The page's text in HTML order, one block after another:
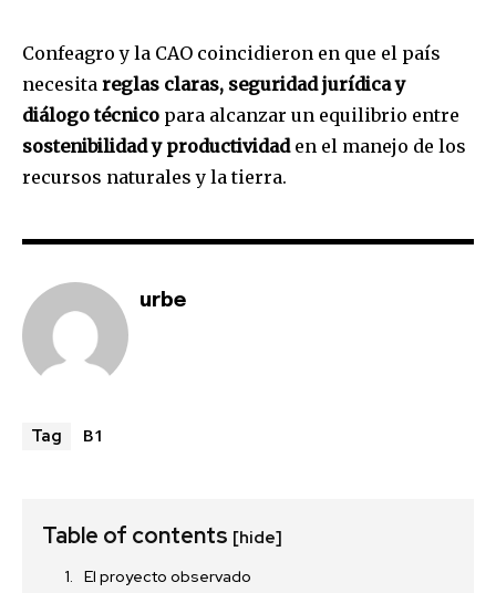
Confeagro y la CAO coincidieron en que el país
necesita reglas claras, seguridad jurídica y
diálogo técnico para alcanzar un equilibrio entre
sostenibilidad y productividaden el manejo de los
recursos naturales y la tierra.
urbe
Tag B1
Table of contents [hide]
El proyecto observado